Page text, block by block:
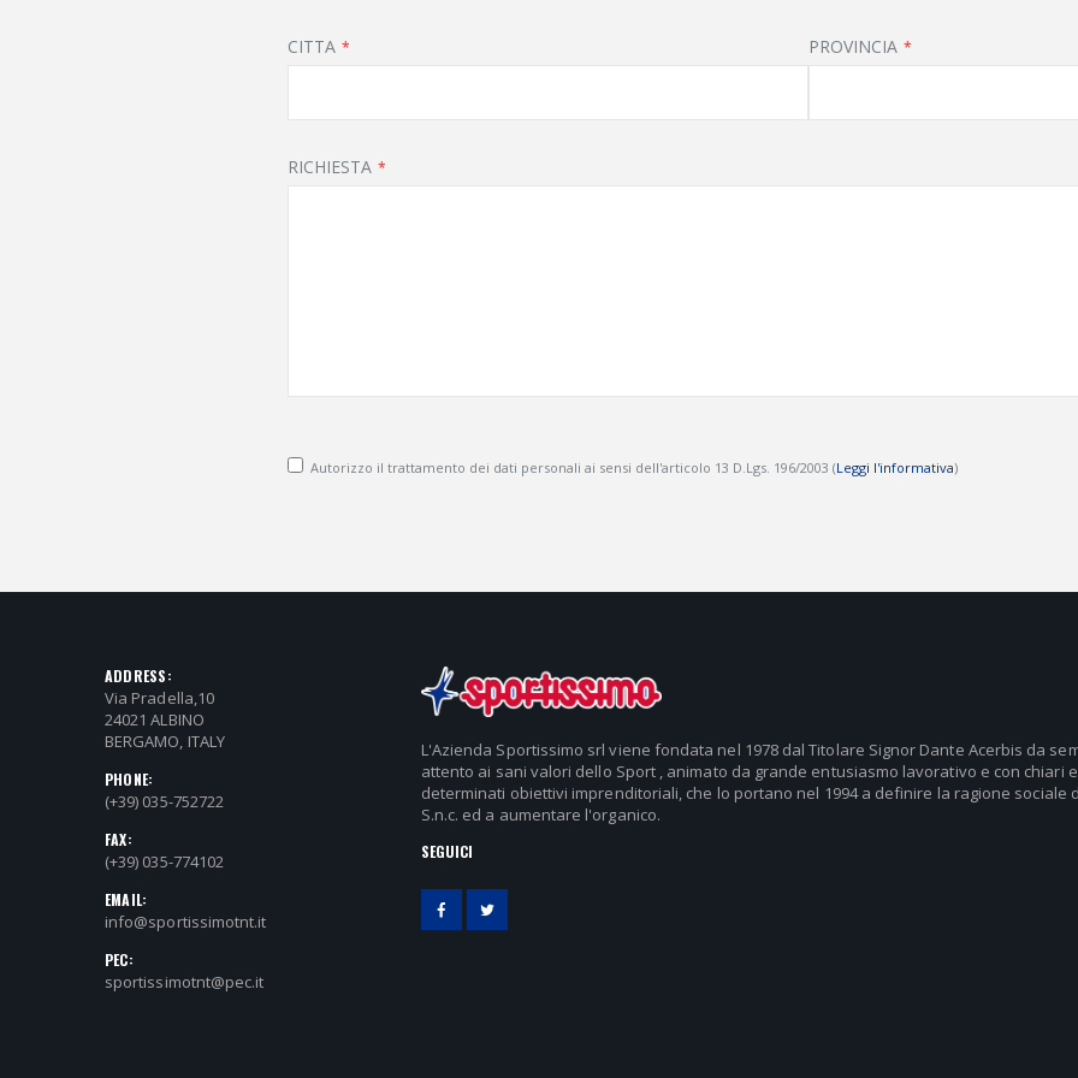
CITTA PROVINCIA
RICHIESTA
Autorizzo il trattamento dei dati personali ai sensi dell'articolo 13 D.Lgs. 196/2003 (Leggi l'informativa)
ADDRESS:
Via Pradella,10
24021 ALBINO
BERGAMO, ITALY
PHONE:
(+39) 035-752722
FAX:
(+39) 035-774102
EMAIL:
info@sportissimotnt.it
PEC:
sportissimotnt@pec.it
L'Azienda Sportissimo srl viene fondata nel 1978 dal Titolare Signor Dante Acerbis da
attento ai sani valori dello Sport , animato da grande entusiasmo lavorativo e con chiari e
determinati obiettivi imprenditoriali, che lo portano nel 1994 a definire la ragione sociale
S.n.c. ed a aumentare l'organico.
SEGUICI